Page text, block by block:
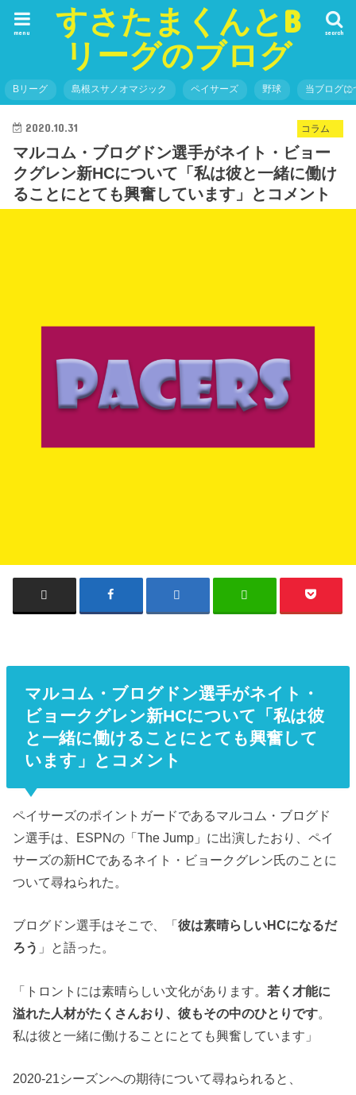
すさたまくんとB
リーグのブログ
search
menu
Bリーグ 島根スサノオマジック ペイサーズ 野球 当ブログに
コラム
2020.10.31
マルコム・ブログドン選手がネイト・ビョー
クグレン新HCについて「私は彼と一緒に働け
ることにとても興奮しています」とコメント
マルコム・ブログドン選手がネイト・
ビョークグレン新HCについて「私は彼
と一緒に働けることにとても興奮して
います」とコメント
ペイサーズのポイントガードであるマルコム・ブログド
ン選手は、ESPNの「The Jump」に出演したおり、ペイ
サーズの新HCであるネイト・ビョークグレン氏のことに
ついて尋ねられた。
ブログドン選手はそこで、「彼は素晴らしいHCになるだ
ろう 」と語った。
「トロントには素晴らしい文化があります。若く才能に
溢れた人材がたくさんおり、彼もその中のひとりです。
私は彼と一緒に働けることにとても興奮しています」
2020-21シーズンへの期待について尋ねられると、